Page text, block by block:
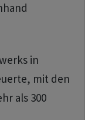
in
mit den
als 300